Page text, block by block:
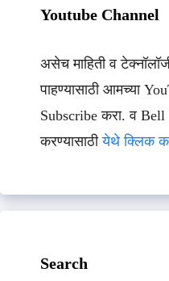
Youtube Channel
असेच माहिती व
पाहण्यासाठी आमच्या
Subscribe करा. व
करण्यासाठीयेथे क्लिक
Search